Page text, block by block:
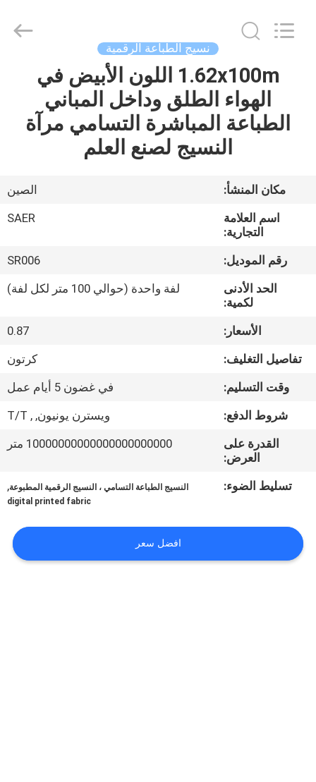
منزل
المنتجات
فيديو
المعمل
ضبط
الجودة
أخبار
Supplier
نسيج الطباعة الرقمية
1.62x100m اللون الأبيض في
الهواء الطلق وداخل المباني
الطباعة المباشرة التسامي مرآة
النسيج لصنع العلم
مكان المنشأ:
الصين
اسم العلامة
التجارية:
SAER
رقم الموديل:
SR006
الحد الأدنى
لكمية:
لفة واحدة (حوالي 100 متر لكل لفة)
الأسعار:
0.87
تفاصيل التغليف:
كرتون
وقت التسليم:
في غضون 5 أيام عمل
شروط الدفع:
ويسترن يونيون, , T/T
القدرة على
العرض:
10000000000000000000000 متر
تسليط الضوء: النسيج الطباعة التسامي ، النسيج الرقمية المطبوعة,
digital printed fabric
افضل سعر